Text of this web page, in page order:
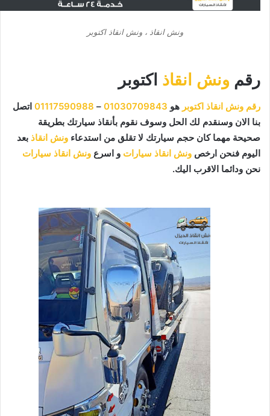
ونش انقاذ ، ونش انقاذ اكتوبر
رقم ونش انقاذ اكتوبر
رقم ونش انقاذ اكتوبر هو 01030709843
–
01117590988 اتصل
بنا الان وسنقدم لك الحل وسوف نقوم بأنقاذ سيارتك بطريقة
صحيحة مهما كان حجم سيارتك لا تقلق من استدعاء ونش انقاذ بعد
اليوم فنحن ارخص ونش انقاذ سيارات و اسرع ونش انقاذ سيارات
نحن ودائما الاقرب اليك.